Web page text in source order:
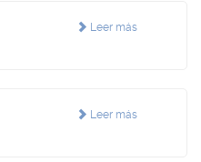
Leer más
Leer más